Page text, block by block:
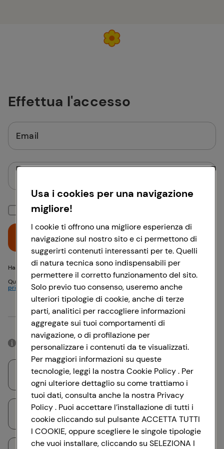
Effettua l'accesso
Email
Mantieni la sessione attiva
Hai problemi di accesso? {{recover-pwd}} o {{recover-email}}
Questo sito è protetto da reCAPTCHA e si applicano
privacy eTermini di servizioGoogle
Accedi
Oppure
Accedendo con il tuo account social, rimarrai connesso per 12 ore.
Accedi con Google
Usa i cookies per una navigazione
migliore!
I cookie ti offrono una migliore esperienza di
navigazione sul nostro sito e ci permettono di
suggerirti contenuti interessanti per te. Quelli
di natura tecnica sono indispensabili per
permettere il corretto funzionamento del sito.
Solo previo tuo consenso, useremo anche
ulteriori tipologie di cookie, anche di terze
parti, analitici per raccogliere informazioni
aggregate sui tuoi comportamenti di
navigazione, o di profilazione per
personalizzare i contenuti da te visualizzati.
Per maggiori informazioni su queste
tecnologie, leggi la nostra Cookie Policy . Per
ogni ulteriore dettaglio su come trattiamo i
tuoi dati, consulta anche la nostra Privacy
Policy . Puoi accettare l’installazione di tutti i
cookie cliccando sul pulsante ACCETTA TUTTI
I COOKIE, oppure scegliere le singole tipologie
che vuoi installare, cliccando su SELEZIONA I